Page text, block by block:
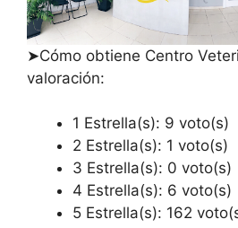
➤Cómo obtiene Centro
valoración:
1 Estrella(s): 9 voto(s)
2 Estrella(s): 1 voto(s)
3 Estrella(s): 0 voto(s)
4 Estrella(s): 6 voto(s)
5 Estrella(s): 162